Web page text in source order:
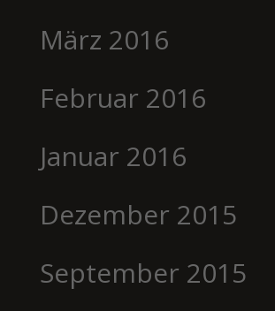
März 2016
Februar 2016
Januar 2016
Dezember 2015
September 2015